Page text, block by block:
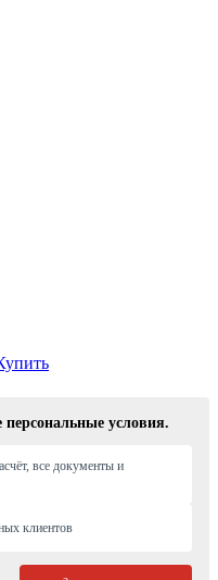
персональные условия.
все документы и
клиентов